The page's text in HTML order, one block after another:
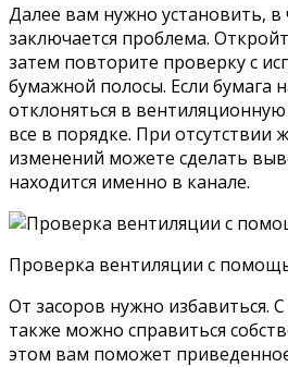
Далее вам нужно установить,
заключается проблема.
затем повторите проверку с
бумажной полосы. Если бумага
отклоняться в
все в порядке. При отсутствии
изменений можете сделать
находится именно в канале.
Проверка вентиляции с
От засоров нужно избавиться.
также можно справиться
этом вам поможет